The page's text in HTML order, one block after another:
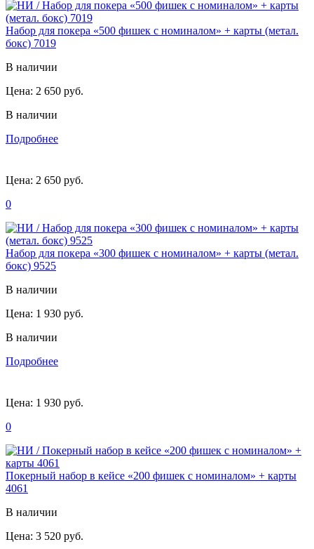
Набор для покера «500 фишек с номиналом» + карты (метал.
бокс) 7019
В наличии
Цена: 2 650 руб.
В наличии
Подробнее
Цена: 2 650 руб.
0
Набор для покера «300 фишек с номиналом» + карты (метал.
бокс) 9525
В наличии
Цена: 1 930 руб.
В наличии
Подробнее
Цена: 1 930 руб.
0
Покерный набор в кейсе «200 фишек с номиналом» + карты
4061
В наличии
Цена: 3 520 руб.